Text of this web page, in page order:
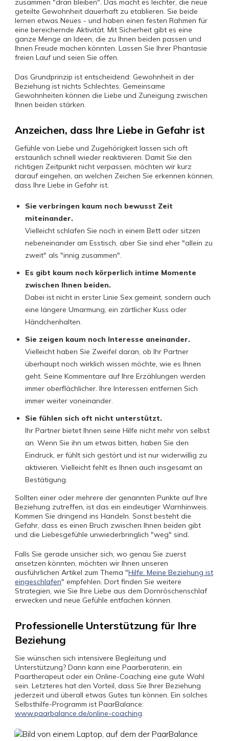
zusammen "dran bleiben". Das macht es leichter, die neue
geteilte Gewohnheit dauerhaft zu etablieren. Sie beide
lernen etwas Neues - und haben einen festen Rahmen für
eine bereichernde Aktivität. Mit Sicherheit gibt es eine
ganze Menge an Ideen, die zu Ihnen beiden passen und
Ihnen Freude machen könnten. Lassen Sie Ihrer Phantasie
freien Lauf und seien Sie offen.
Das Grundprinzip ist entscheidend: Gewohnheit in der
Beziehung ist nichts Schlechtes. Gemeinsame
Gewohnheiten können die Liebe und Zuneigung zwischen
Ihnen beiden stärken.
Anzeichen, dass Ihre Liebe in Gefahr ist
Gefühle von Liebe und Zugehörigkeit lassen sich oft
erstaunlich schnell wieder reaktivieren. Damit Sie den
richtigen Zeitpunkt nicht verpassen, möchten wir kurz
darauf eingehen, an welchen Zeichen Sie erkennen können,
dass Ihre Liebe in Gefahr ist.
Sie verbringen kaum noch bewusst Zeit
miteinander.
Vielleicht schlafen Sie noch in einem Bett oder sitzen
nebeneinander am Esstisch, aber Sie sind eher "allein zu
zweit" als "innig zusammen".
Es gibt kaum noch körperlich intime Momente
zwischen Ihnen beiden.
Dabei ist nicht in erster Linie Sex gemeint, sondern auch
eine längere Umarmung, ein zärtlicher Kuss oder
Händchenhalten.
Sie zeigen kaum noch Interesse aneinander.
Vielleicht haben Sie Zweifel daran, ob Ihr Partner
überhaupt noch wirklich wissen möchte, wie es Ihnen
geht. Seine Kommentare auf Ihre Erzählungen werden
immer oberflächlicher. Ihre Interessen entfernen Sich
immer weiter voneinander.
Sie fühlen sich oft nicht unterstützt.
Ihr Partner bietet Ihnen seine Hilfe nicht mehr von selbst
an. Wenn Sie ihn um etwas bitten, haben Sie den
Eindruck, er fühlt sich gestört und ist nur widerwillig zu
aktivieren. Vielleicht fehlt es Ihnen auch insgesamt an
Bestätigung.
Sollten einer oder mehrere der genannten Punkte auf Ihre
Beziehung zutreffen, ist das ein eindeutiger Warnhinweis.
Kommen Sie dringend ins Handeln. Sonst besteht die
Gefahr, dass es einen Bruch zwischen Ihnen beiden gibt
und die Liebesgefühle unwiederbringlich "weg" sind.
Falls Sie gerade unsicher sich, wo genau Sie zuerst
ansetzen könnten, möchten wir Ihnen unseren
ausführlichen Artikel zum Thema "Hilfe: Meine Beziehung ist
eingeschlafen" empfehlen. Dort finden Sie weitere
Strategien, wie Sie Ihre Liebe aus dem Dornröschenschlaf
erwecken und neue Gefühle entfachen können.
Professionelle Unterstützung für Ihre
Beziehung
Sie wünschen sich intensivere Begleitung und
Unterstützung? Dann kann eine Paarberaterin, ein
Paartherapeut oder ein Online-Coaching eine gute Wahl
sein. Letzteres hat den Vorteil, dass Sie Ihrer Beziehung
jederzeit und überall etwas Gutes tun können. Ein solches
Selbsthilfe-Programm ist PaarBalance:
www.paarbalance.de/online-coaching.